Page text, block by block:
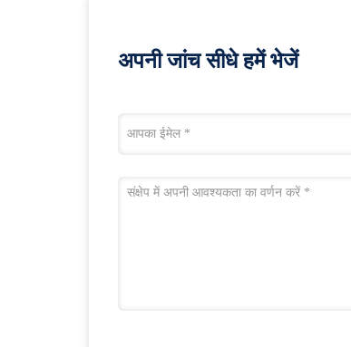
अपनी जांच सीधे हमें भेजें